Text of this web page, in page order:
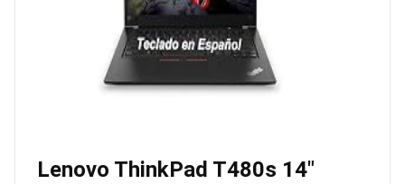
Lenovo ThinkPad T480s 14″